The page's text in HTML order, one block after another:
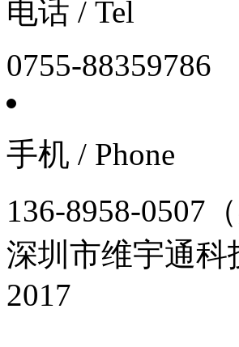
电话 / Tel
0755-88359786
手机 / Phone
136-8958-0507
深圳市维宇通
2017